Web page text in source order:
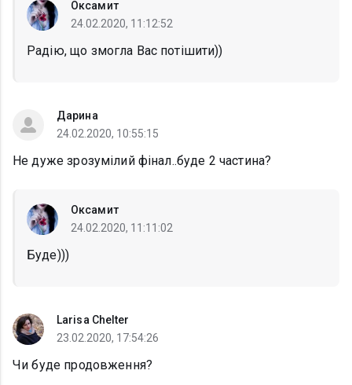
Оксамит
24.02.2020, 11:12:52
Радію, що змогла Вас потішити))
Дарина
24.02.2020, 10:55:15
Не дуже зрозумілий фінал..буде 2 частина?
Оксамит
24.02.2020, 11:11:02
Буде)))
Larisa Chelter
23.02.2020, 17:54:26
Чи буде продовження?